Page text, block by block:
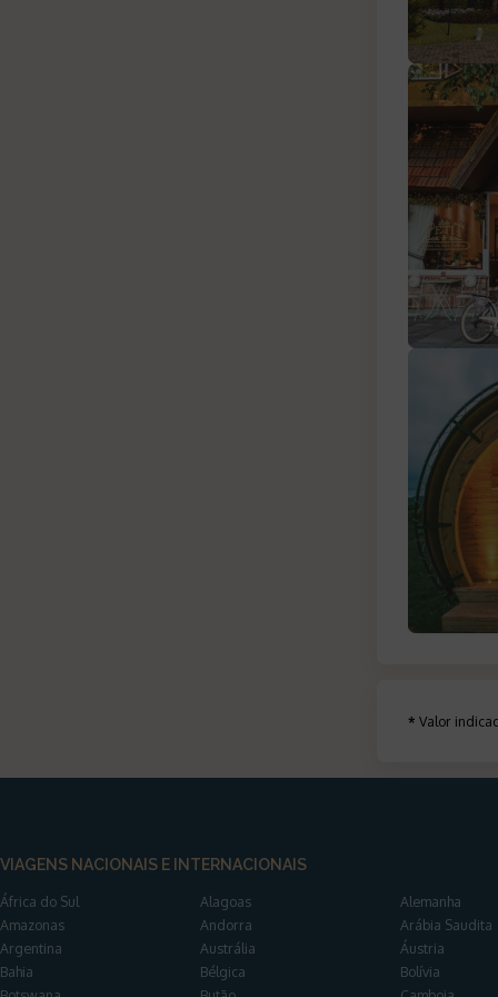
* Valor
VIAGENS NACIONAIS E INTERNACIONAIS
África do Sul Alagoas
Alemanha
Amazonas
Andorra
Arábia Saudita
Argentina
Austrália
Áustria
Bahia
Bélgica
Bolívia